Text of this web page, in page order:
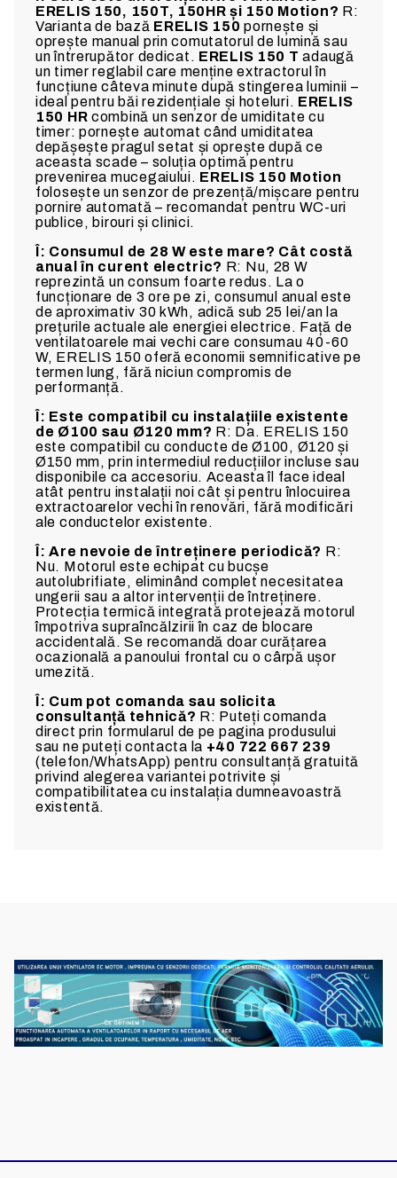
ERELIS 150, 150T, 150HR și 150 Motion? R:
Varianta de bază ERELIS 150 pornește și
oprește manual prin comutatorul de lumină sau
un întrerupător dedicat. ERELIS 150 T adaugă
un timer reglabil care menține extractorul în
funcțiune câteva minute după stingerea luminii –
ideal pentru băi rezidențiale și hoteluri. ERELIS
150 HR combină un senzor de umiditate cu
timer: pornește automat când umiditatea
depășește pragul setat și oprește după ce
aceasta scade – soluția optimă pentru
prevenirea mucegaiului. ERELIS 150 Motion
folosește un senzor de prezență/mișcare pentru
pornire automată – recomandat pentru WC-uri
publice, birouri și clinici.
Î: Consumul de 28 W este mare? Cât costă
anual în curent electric? R: Nu, 28 W
reprezintă un consum foarte redus. La o
funcționare de 3 ore pe zi, consumul anual este
de aproximativ 30 kWh, adică sub 25 lei/an la
prețurile actuale ale energiei electrice. Față de
ventilatoarele mai vechi care consumau 40-60
W, ERELIS 150 oferă economii semnificative pe
termen lung, fără niciun compromis de
performanță.
Î: Este compatibil cu instalațiile existente
de Ø100 sau Ø120 mm? R: Da. ERELIS 150
este compatibil cu conducte de Ø100, Ø120 și
Ø150 mm, prin intermediul reducțiilor incluse sau
disponibile ca accesoriu. Aceasta îl face ideal
atât pentru instalații noi cât și pentru înlocuirea
extractoarelor vechi în renovări, fără modificări
ale conductelor existente.
Î: Are nevoie de întreținere periodică? R:
Nu. Motorul este echipat cu bucșe
autolubrifiate, eliminând complet necesitatea
ungerii sau a altor intervenții de întreținere.
Protecția termică integrată protejează motorul
împotriva supraîncălzirii în caz de blocare
accidentală. Se recomandă doar curățarea
ocazională a panoului frontal cu o cârpă ușor
umezită.
Î: Cum pot comanda sau solicita
consultanță tehnică? R: Puteți comanda
direct prin formularul de pe pagina produsului
sau ne puteți contacta la +40 722 667 239
(telefon/WhatsApp) pentru consultanță gratuită
privind alegerea variantei potrivite și
compatibilitatea cu instalația dumneavoastră
existentă.